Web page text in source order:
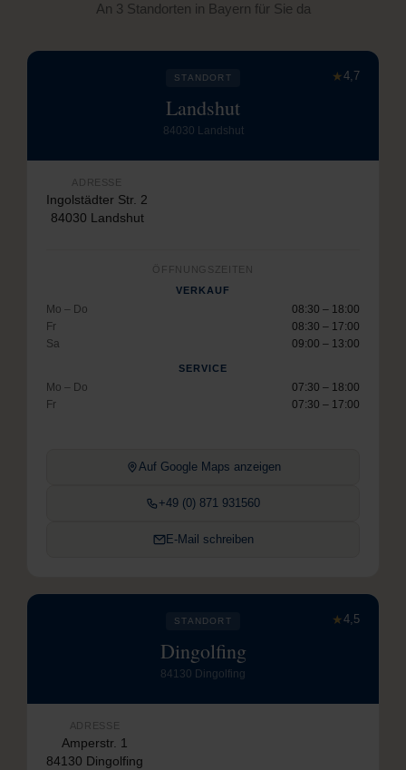
An 3 Standorten in Bayern für Sie da
★4,7
STANDORT
Landshut
84030 Landshut
ADRESSE
Ingolstädter Str. 2
84030 Landshut
ÖFFNUNGSZEITEN
VERKAUF
Mo – Do
08:30 – 18:00
Fr
08:30 – 17:00
Sa
09:00 – 13:00
SERVICE
Mo – Do
07:30 – 18:00
Fr
07:30 – 17:00
Auf Google Maps anzeigen
+49 (0) 871 931560
E-Mail schreiben
★4,5
STANDORT
Dingolfing
84130 Dingolfing
ADRESSE
Amperstr. 1
84130 Dingolfing